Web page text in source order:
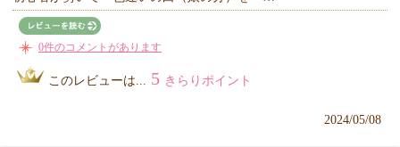
0件のコメントがあります
このレビューは... 5 きらりポイント
2024/05/08